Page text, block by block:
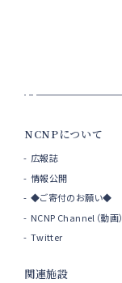
NCNPについて
広報誌
情報公開
◆ご寄付のお願い◆
NCNP Channel（動画）
Twitter
関連施設